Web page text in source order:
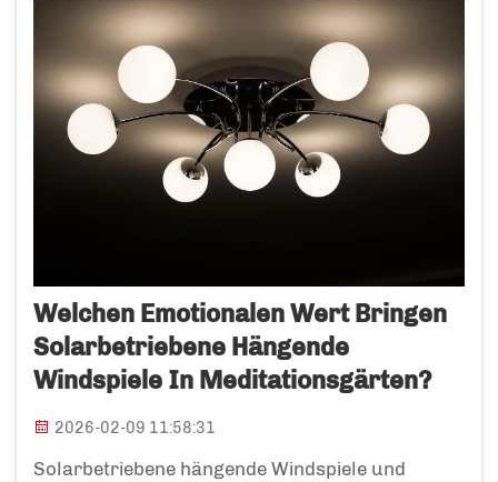
Welchen Emotionalen Wert Bringen
Solarbetriebene Hängende
Windspiele In Meditationsgärten?
2026-02-09 11:58:31
Solarbetriebene hängende Windspiele und